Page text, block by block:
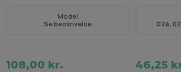
Model
Se beskrivelse
108,00 kr.
024,
46,25